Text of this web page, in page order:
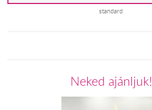
standard
Neked ajánljuk!